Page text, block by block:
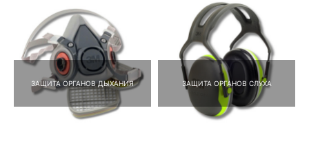
ЗАЩИТА ОРГАНОВ ДЫХАНИЯ ЗАЩИТА ОРГАНОВ СЛУХА